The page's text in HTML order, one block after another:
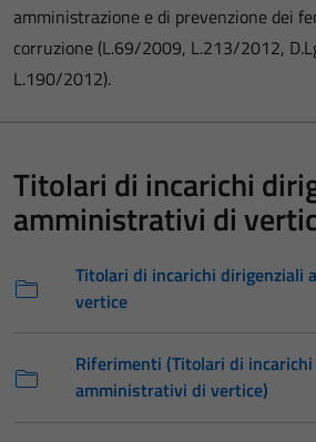
amministrazione e di prevenzione dei
corruzione (L.69/2009, L.213/2012,
L.190/2012).
Titolari di incarichi
amministrativi di
Titolari di incarichi dirigenziali
vertice
Riferimenti (Titolari di
amministrativi di vertice)